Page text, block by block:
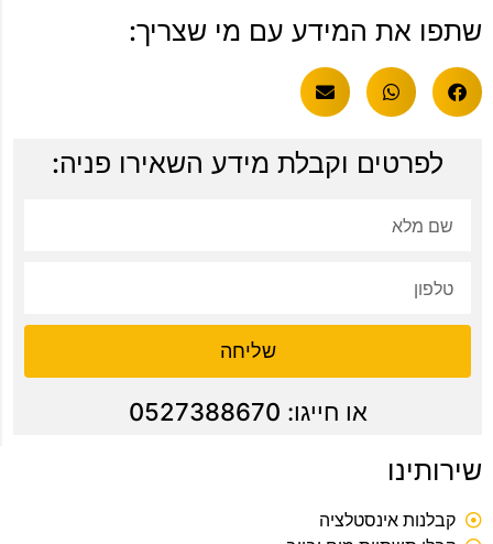
שתפו את המידע עם מי שצריך:
לפרטים וקבלת מידע השאירו פניה:
שליחה
או חייגו: 0527388670
שירותינו
קבלנות אינסטלציה